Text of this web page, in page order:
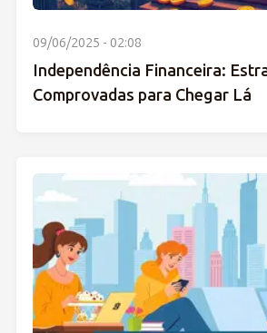
09/06/2025 - 02:08
Independência Financeira:
Comprovadas para Chegar Lá